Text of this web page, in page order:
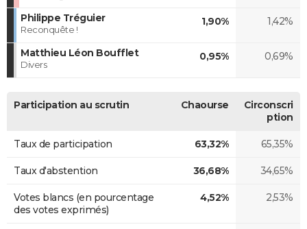
Philippe Tréguier
Reconquête !
1,90% 1,42%
Matthieu Léon Boufflet
Divers
0,95% 0,69%
Participation au scrutin Chaourse
Circonscri
ption
Taux de participation 63,32% 65,35%
Taux d'abstention 36,68% 34,65%
Votes blancs (en pourcentage
des votes exprimés)
4,52% 2,53%